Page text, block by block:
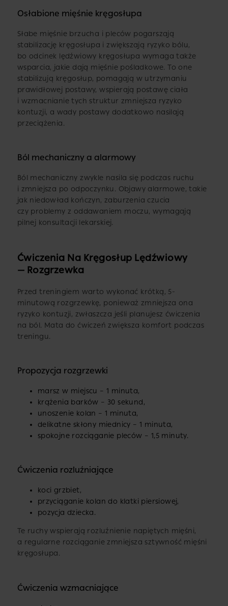
Osłabione mięśnie kręgosłupa
Słabe mięśnie brzucha i pleców pogarszają
stabilizację kręgosłupa i zwiększają ryzyko bólu,
bo odcinek lędźwiowy kręgosłupa wymaga także
wsparcia, jakie dają mięśnie pośladkowe. To one
stabilizują kręgosłup, pomagają w utrzymaniu
prawidłowej postawy, wspierają postawę ciała
i wzmacnianie tych struktur zmniejsza ryzyko
kontuzji, a wady postawy dodatkowo nasilają
przeciążenia.
Ból mechaniczny a alarmowy
Ból mechaniczny zwykle nasila się podczas ruchu
i zmniejsza po odpoczynku. Objawy alarmowe, takie
jak niedowład kończyn, zaburzenia czucia
czy problemy z oddawaniem moczu, wymagają
pilnej konsultacji lekarskiej.
Ćwiczenia Na Kręgosłup Lędźwiowy
— Rozgrzewka
Przed treningiem warto wykonać krótką, 5-
minutową rozgrzewkę, ponieważ zmniejsza ona
ryzyko kontuzji, zwłaszcza jeśli planujesz ćwiczenia
na ból. Mata do ćwiczeń zwiększa komfort podczas
treningu.
Propozycja rozgrzewki
marsz w miejscu – 1 minuta,
krążenia barków – 30 sekund,
unoszenie kolan – 1 minuta,
delikatne skłony miednicy – 1 minuta,
spokojne rozciąganie pleców – 1,5 minuty.
Ćwiczenia rozluźniające
koci grzbiet,
przyciąganie kolan do klatki piersiowej,
pozycja dziecka.
Te ruchy wspierają rozluźnienie napiętych mięśni,
a regularne rozciąganie zmniejsza sztywność mięśni
kręgosłupa.
Ćwiczenia wzmacniające